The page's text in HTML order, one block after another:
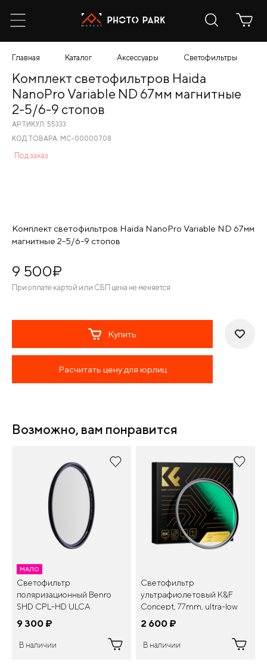
Главная Каталог Аксессуары Светофильтры
Комплект светофильтров Haida NanoPro Variable ND 67мм
магнитные 2-5/6-9 стопов
9 500¤
При оплате картой или СБП цена не меняется
Купить
Расчитать цену для юрлиц
Возможно, вам понравится
МАЛО
Светофильтр
поляризационный Benro
SHD CPL-HD ULCA
WMC/SLIM 82мм
9 300 ¤
В наличии
Светофильтр
ультрафиолетовый K&F
Concept, 77mm, ultra-low
reflection UV filter, Full HD
2 600 ¤
В наличии
Комплект светофильтров Haida
NanoPro Variable ND 67мм магнитные
2-5/6-9 стопов
АРТИКУЛ: 55333
КОД ТОВАРА: МС-00000708
Под заказ